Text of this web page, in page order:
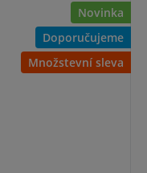
Novinka
Doporučujeme
Množstevní sleva